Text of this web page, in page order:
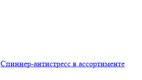
Спиннер-антистресс в ассортименте